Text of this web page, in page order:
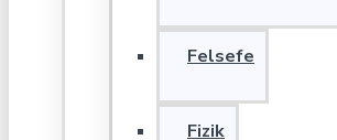
Felsefe
Fizik